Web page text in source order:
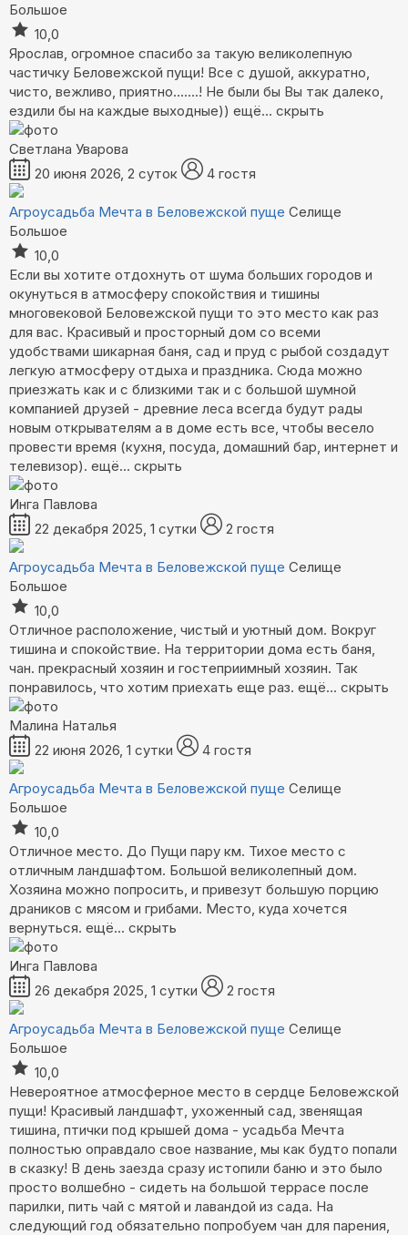
Большое
10,0
Ярослав, огромное спасибо за такую великолепную
частичку Беловежской пущи! Все с душой, аккуратно,
чисто, вежливо, приятно.......! Не были бы Вы так далеко,
ездили бы на каждые выходные)) ещё... скрыть
Светлана Уварова
20 июня 2026, 2 суток
4 гостя
Агроусадьба Мечта в Беловежской пуще Селище
Большое
10,0
Если вы хотите отдохнуть от шума больших городов и
окунуться в атмосферу спокойствия и тишины
многовековой Беловежской пущи то это место как раз
для вас. Красивый и просторный дом со всеми
удобствами шикарная баня, сад и пруд с рыбой создадут
легкую атмосферу отдыха и праздника. Сюда можно
приезжать как и с близкими так и с большой шумной
компанией друзей - древние леса всегда будут рады
новым открывателям а в доме есть все, чтобы весело
провести время (кухня, посуда, домашний бар, интернет и
телевизор). ещё... скрыть
Инга Павлова
22 декабря 2025, 1 сутки
2 гостя
Агроусадьба Мечта в Беловежской пуще Селище
Большое
10,0
Отличное расположение, чистый и уютный дом. Вокруг
тишина и спокойствие. На территории дома есть баня,
чан. прекрасный хозяин и гостеприимный хозяин. Так
понравилось, что хотим приехать еще раз. ещё... скрыть
Малина Наталья
22 июня 2026, 1 сутки
4 гостя
Агроусадьба Мечта в Беловежской пуще Селище
Большое
10,0
Отличное место. До Пущи пару км. Тихое место с
отличным ландшафтом. Большой великолепный дом.
Хозяина можно попросить, и привезут большую порцию
драников с мясом и грибами. Место, куда хочется
вернуться. ещё... скрыть
Инга Павлова
26 декабря 2025, 1 сутки
2 гостя
Агроусадьба Мечта в Беловежской пуще Селище
Большое
10,0
Невероятное атмосферное место в сердце Беловежской
пущи! Красивый ландшафт, ухоженный сад, звенящая
тишина, птички под крышей дома - усадьба Мечта
полностью оправдало свое название, мы как будто попали
в сказку! В день заезда сразу истопили баню и это было
просто волшебно - сидеть на большой террасе после
парилки, пить чай с мятой и лавандой из сада. На
следующий год обязательно попробуем чан для парения,